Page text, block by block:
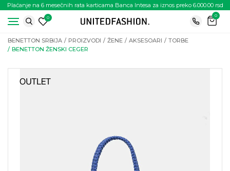
Plaćanje na 6 mesečnih rata karticama Banca Intesa za iznos preko 6.000.00 rsd
0
0
BENETTON SRBIJA PROIZVODI ŽENE AKSESOARI
TORBE
BENETTON ŽENSKI CEGER